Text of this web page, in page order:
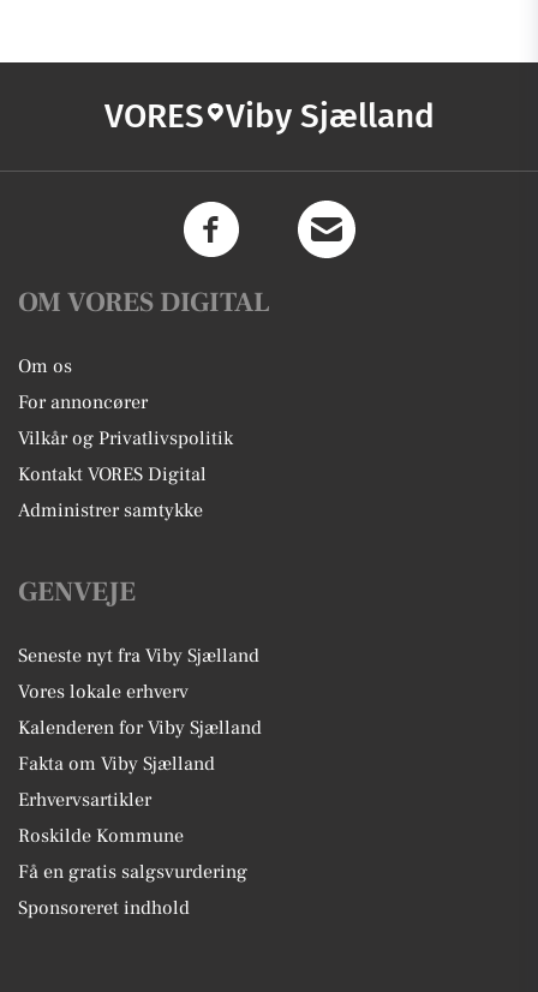
VORES Viby Sjælland
OM VORES DIGITAL
Om os
For annoncører
Vilkår og Privatlivspolitik
Kontakt VORES Digital
Administrer samtykke
GENVEJE
Seneste nyt fra Viby Sjælland
Vores lokale erhverv
Kalenderen for Viby Sjælland
Fakta om Viby Sjælland
Erhvervsartikler
Roskilde Kommune
Få en gratis salgsvurdering
Sponsoreret indhold